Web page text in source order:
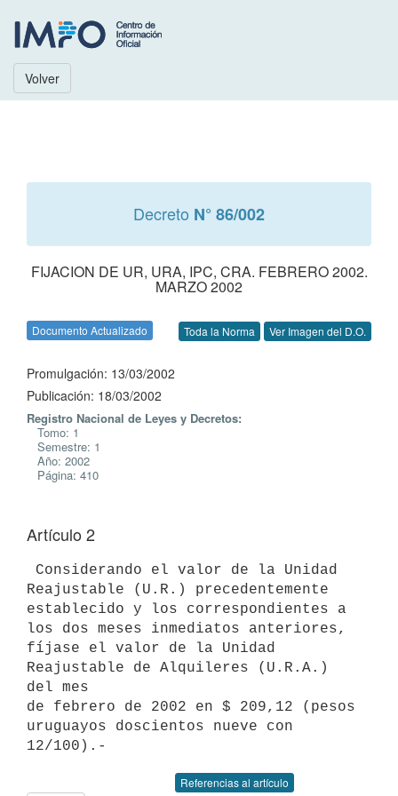
Volver
Decreto N° 86/002
FIJACION DE UR, URA, IPC, CRA. FEBRERO 2002.
MARZO 2002
Documento Actualizado Toda la Norma Ver Imagen del D.O.
Promulgación: 13/03/2002
Publicación: 18/03/2002
Registro Nacional de Leyes y Decretos:
Tomo: 1
Semestre: 1
Año: 2002
Página: 410
Artículo 2
Reajustable (U.R.) precedentemente
establecido y los correspondientes a
los dos meses inmediatos anteriores,
fíjase el valor de la Unidad
Reajustable de Alquileres (U.R.A.)
del mes
de febrero de 2002 en $ 209,12 (pesos
uruguayos doscientos nueve con
Referencias al artículo